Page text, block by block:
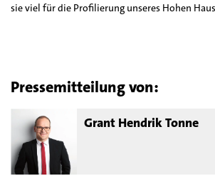
sie viel für die Profilierung unseres Hohen
Pressemitteilung von:
Grant Hendrik Tonne